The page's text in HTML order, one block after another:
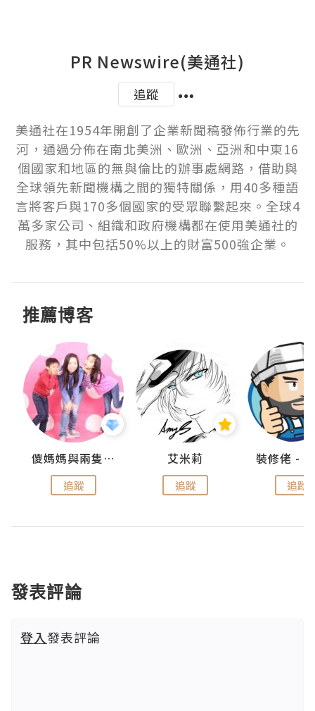
PR Newswire(美通社)
追蹤
美通社在1954年開創了企業新聞稿發佈行業的先
河，通過分佈在南北美洲、歐洲、亞洲和中東16
個國家和地區的無與倫比的辦事處網路，借助與
全球領先新聞機構之間的獨特關係，用40多種語
言將客戶與170多個國家的受眾聯繫起來。全球4
萬多家公司、組織和政府機構都在使用美通社的
服務，其中包括50%以上的財富500強企業。
推薦博客
儍媽媽與兩隻小魔怪之家
追蹤
艾米莉
追蹤 追蹤
發表評論
登入發表評論